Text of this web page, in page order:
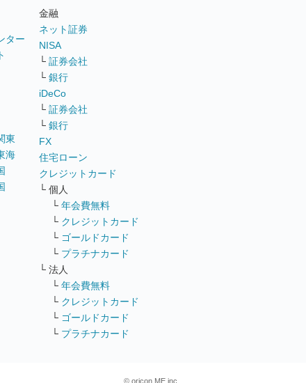
ター
東
海
金融
ネット証券
NISA
└ 証券会社
└ 銀行
iDeCo
└ 証券会社
└ 銀行
FX
住宅ローン
クレジットカード
└ 個人
└ 年会費無料
└ クレジットカード
└ ゴールドカード
└ プラチナカード
└ 法人
└ 年会費無料
└ クレジットカード
└ ゴールドカード
└ プラチナカード
© oricon ME inc.